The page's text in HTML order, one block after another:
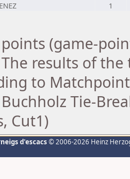
1
(game-
results of
to
Tie-
Cut1)
d'escacs © 2006-2026 Heinz